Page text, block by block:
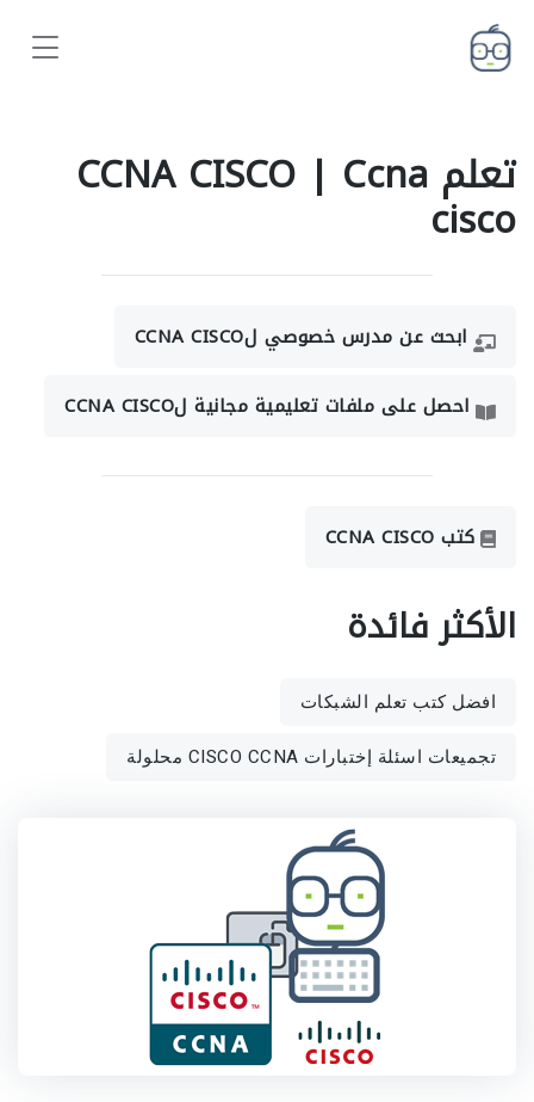
تعلم CCNA CISCO | Ccna
cisco
ابحث عن مدرس خصوصي لCCNA CISCO
احصل على ملفات تعليمية مجانية لCCNA CISCO
كتب CCNA CISCO
الأكثر فائدة
افضل كتب تعلم الشبكات
تجميعات اسئلة إختبارات CISCO CCNA محلولة